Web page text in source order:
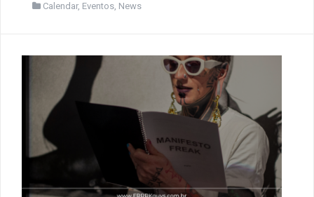
Calendar, Eventos, News